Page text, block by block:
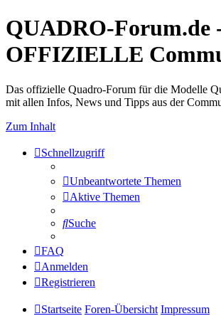
QUADRO-Forum.de
OFFIZIELLE
Das offizielle Quadro-Forum für die Modelle
mit allen Infos, News und Tipps aus der
Zum Inhalt
Schnellzugriff
Unbeantwortete Themen
Aktive Themen
Suche
FAQ
Anmelden
Registrieren
Startseite Foren-Übersicht Impressum